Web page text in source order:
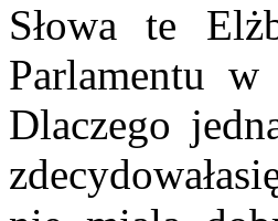
Słowa te
Parlamentu
Dlaczego